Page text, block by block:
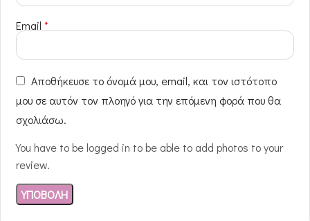
Email *
Αποθήκευσε το όνομά μου, email, και τον ιστότοπο
μου σε αυτόν τον πλοηγό για την επόμενη φορά που θα
σχολιάσω.
You have to be logged in to be able to add photos to your
review.